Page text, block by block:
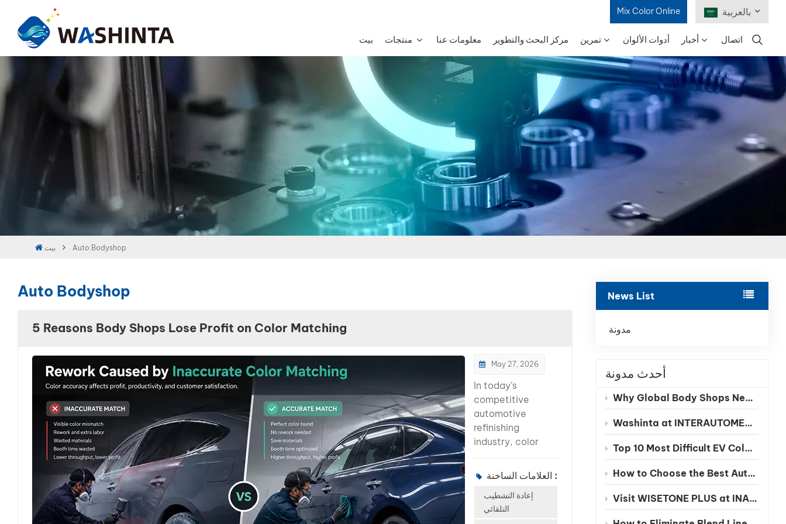
Mix Color Online بالعربية
English
Français
Deutsch
Português
بيت معلومات عنا مركز البحث والتطوير تمرين أدوات الألوان أخبار اتصال
بيت Auto Bodyshop
News List
مدونة
أحدث مدونة
Why Global Body Shops Need Chinese EV Color Databases
Washinta at INTERAUTOMECHANICA 2026 Moscow
Top 10 Most Difficult EV Colors to Match in 2026
How to Choose the Best Automotive Refinish Paint Manufacturer in China
Visit WISETONE PLUS at INA PAACE Automechanika Mexico 2026 – Meet Your Trusted Automotive Refinish Paint Manufacturer
Auto Bodyshop
5 Reasons Body Shops Lose Profit on Color Matching
May 27, 2026
In today’s
competitive
automotive
refinishing
industry, color
longer just a
— it directly
affects
العلامات الساخنة :
إعادة التشطيب
التلقائي